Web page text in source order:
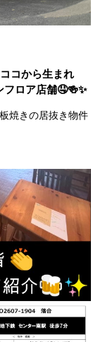
コから生まれ
ロア店舗🤤🍻✨
焼きの居抜き物件